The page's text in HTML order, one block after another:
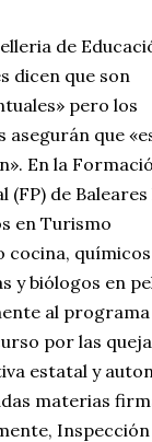
de
dicen que son
pero los
asegurán que
En la
(FP) de Baleares
en Turismo
cocina,
y biólogos en
al programa
por las
estatal y
materias
Inspección